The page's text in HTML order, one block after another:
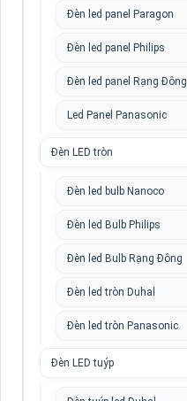
Đèn led panel Paragon
Đèn led panel Philips
Đèn led panel Rạng Đông
Led Panel Panasonic
Đèn LED tròn
Đèn led bulb Nanoco
Đèn led Bulb Philips
Đèn led Bulb Rạng Đông
Đèn led tròn Duhal
Đèn led tròn Panasonic
Đèn LED tuýp